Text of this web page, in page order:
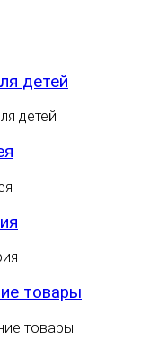
детей
товары